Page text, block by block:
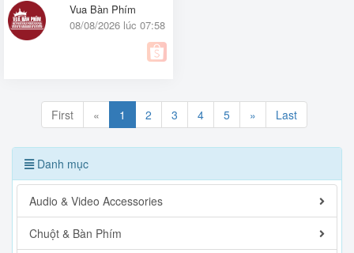
Vua Bàn Phím
08/08/2026 lúc 07:58
First « 1 2 3 4 5 » Last
Danh mục
Audio & Video Accessories
Chuột & Bàn Phím